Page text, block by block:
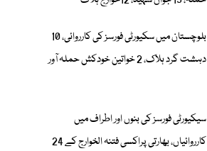
بلوچستان میں سکیورٹی فورسز کی کارروائی، 10
دہشت گرد ہلاک، 2 خواتین خودکش حملہ آور
سیکیورٹی فورسز کی بنوں اور اطراف میں
کارروائیاں، بھارتی پراکسی فتنہ الخوارج کے 24